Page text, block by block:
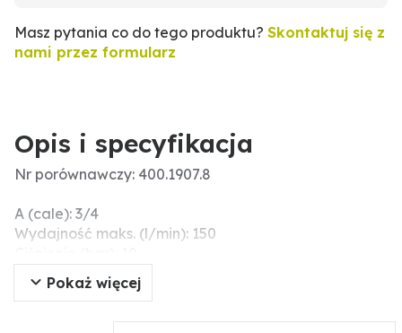
Masz pytania co do tego produktu? Skontaktuj się z
nami przez formularz
Opis i specyfikacja
Nr porównawczy: 400.1907.8
A (cale): 3/4
Wydajność maks. (l/min): 150
B (mm): 20
Typ: M400
Pokaż więcej